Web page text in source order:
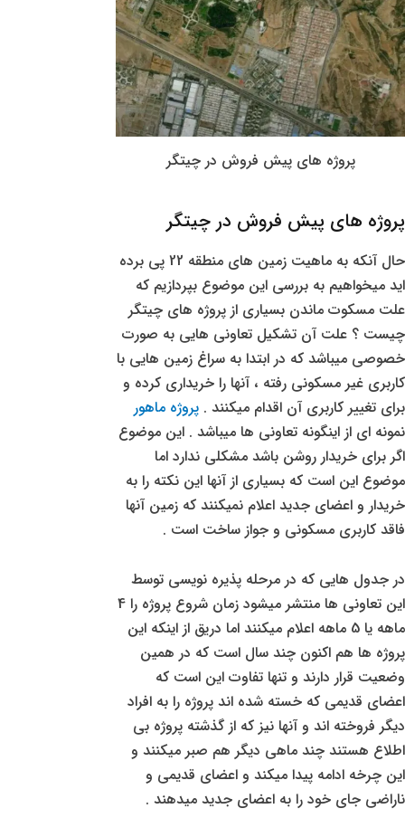
پروژه های پیش فروش در چیتگر
پروژه های پیش فروش در چیتگر
حال آنکه به ماهیت زمین های منطقه 22 پی برده
اید میخواهیم به بررسی این موضوع بپردازیم که
علت مسکوت ماندن بسیاری از پروژه های چیتگر
چیست ؟ علت آن تشکیل تعاونی هایی به صورت
خصوصی میباشد که در ابتدا به سراغ زمین هایی با
کاربری غیر مسکونی رفته ، آنها را خریداری کرده و
برای تغییر کاربری آن اقدام میکنند . پروژه ماهور
نمونه ای از اینگونه تعاونی ها میباشد . این موضوع
اگر برای خریدار روشن باشد مشکلی ندارد اما
موضوع این است که بسیاری از آنها این نکته را به
خریدار و اعضای جدید اعلام نمیکنند که زمین آنها
فاقد کاربری مسکونی و جواز ساخت است .
در جدول هایی که در مرحله پذیره نویسی توسط
این تعاونی ها منتشر میشود زمان شروع پروژه را 4
ماهه یا 5 ماهه اعلام میکنند اما دریق از اینکه این
پروژه ها هم اکنون چند سال است که در همین
وضعیت قرار دارند و تنها تفاوت این است که
اعضای قدیمی که خسته شده اند پروژه را به افراد
دیگر فروخته اند و آنها نیز که از گذشته پروژه بی
اطلاع هستند چند ماهی دیگر هم صبر میکنند و
این چرخه ادامه پیدا میکند و اعضای قدیمی و
ناراضی جای خود را به اعضای جدید میدهند .